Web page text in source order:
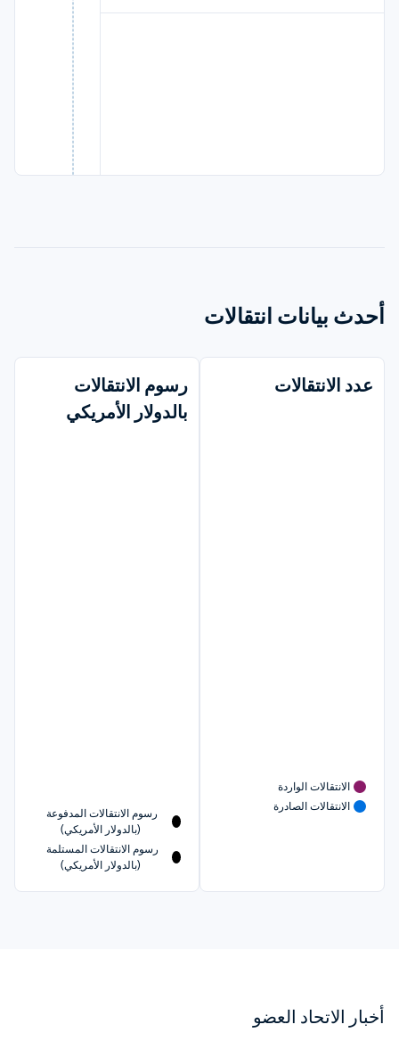
أحدث بيانات انتقالات
عدد الانتقالات
الانتقالات الواردة
الانتقالات الصادرة
بالدولار الأمريكي
رسوم الانتقالات المدفوعة
(بالدولار الأمريكي)
(بالدولار الأمريكي)
أخبار الاتحاد العضو